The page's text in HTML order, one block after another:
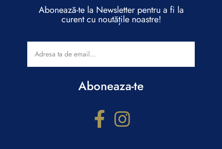
Abonează-te la Newsletter pentru a fi la
curent cu noutățile noastre!
Aboneaza-te